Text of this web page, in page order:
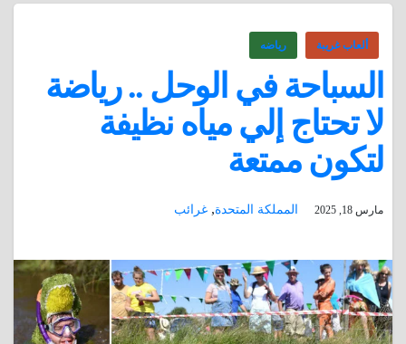
ألعاب غريبة رياضه
السباحة في الوحل .. رياضة
لا تحتاج إلي مياه نظيفة
لتكون ممتعة
مارس 18, 2025 المملكة المتحدة, غرائب